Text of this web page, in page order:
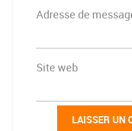
Adresse de
Site web